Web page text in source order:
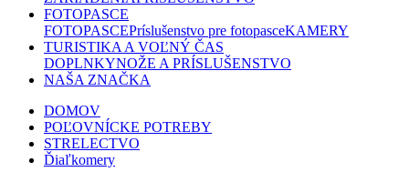
FOTOPASCE
FOTOPASCEPríslušenstvo pre fotopasceKAMERY
TURISTIKA A VOĽNÝ ČAS
DOPLNKYNOŽE A PRÍSLUŠENSTVO
NAŠA ZNAČKA
DOMOV
POĽOVNÍCKE POTREBY
STRELECTVO
Ďiaľkomery